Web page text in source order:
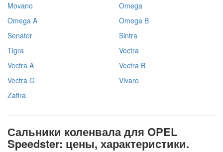
Movano
Omega
Omega A
Omega B
Senator
Sintra
Tigra
Vectra
Vectra A
Vectra B
Vectra C
Vivaro
Zafira
Сальники коленвала для OPEL
Speedster: цены, характеристики.